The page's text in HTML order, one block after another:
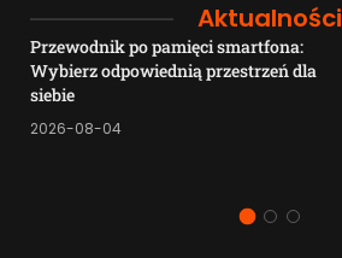
Aktualności
Przewodnik po pamięci smartfona:
Wybierz odpowiednią przestrzeń dla
siebie
2026-08-04